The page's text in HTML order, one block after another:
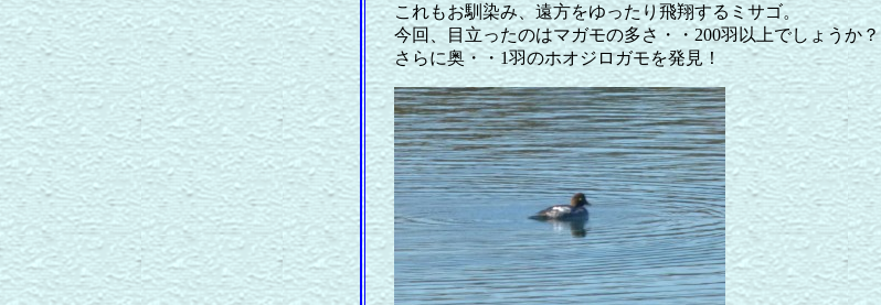
これもお馴染み、遠方をゆったり飛翔するミサゴ。
今回、目立ったのはマガモの多さ・・200羽以上でしょうか？
さらに奥・・1羽のホオジロガモを発見！